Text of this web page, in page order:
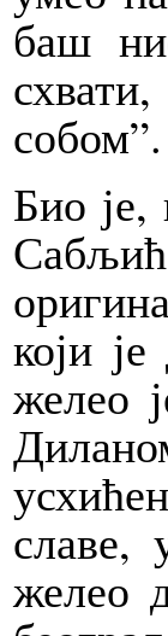
баш
собом”.
Био
који
желео
славе,
желео